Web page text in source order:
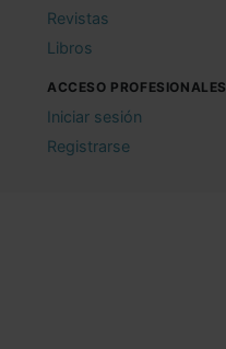
Revistas
Libros
ACCESO PROFESIONALES
Iniciar sesión
Registrarse